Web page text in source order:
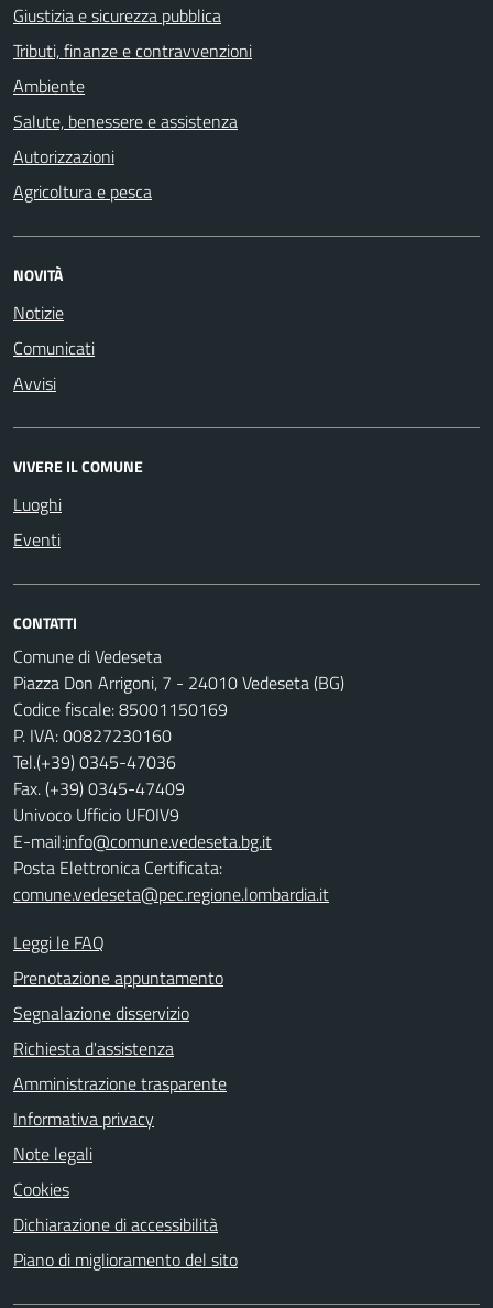
Giustizia e sicurezza pubblica
Tributi, finanze e contravvenzioni
Ambiente
Salute, benessere e assistenza
Autorizzazioni
Agricoltura e pesca
NOVITÀ
Notizie
Comunicati
Avvisi
VIVERE IL COMUNE
Luoghi
Eventi
CONTATTI
Comune di Vedeseta
Piazza Don Arrigoni, 7 - 24010 Vedeseta (BG)
Codice fiscale: 85001150169
P. IVA: 00827230160
Tel.(+39) 0345-47036
Fax. (+39) 0345-47409
Univoco Ufficio UF0IV9
E-mail:info@comune.vedeseta.bg.it
Posta Elettronica Certificata:
comune.vedeseta@pec.regione.lombardia.it
Leggi le FAQ
Prenotazione appuntamento
Segnalazione disservizio
Richiesta d'assistenza
Amministrazione trasparente
Informativa privacy
Note legali
Cookies
Dichiarazione di accessibilità
Piano di miglioramento del sito